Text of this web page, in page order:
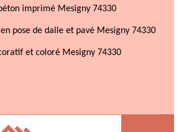
imprimé Mesigny 74330
pose de dalle et pavé Mesigny 74330
et coloré Mesigny 74330